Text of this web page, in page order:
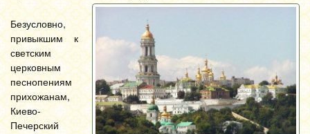
Безусловно,
привыкшим к
светским
церковным
песнопениям
прихожанам,
Киево-
Печерский